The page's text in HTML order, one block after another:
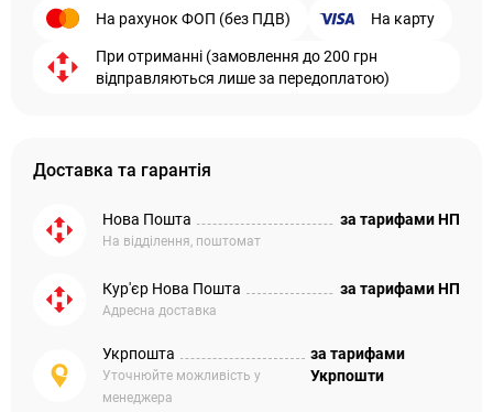
На рахунок ФОП (без ПДВ) На карту
При отриманні (замовлення до 200 грн
відправляються лише за передоплатою)
Доставка та гарантія
Нова Пошта
На відділення, поштомат
за тарифами НП
Кур'єр Нова Пошта
Адресна доставка
за тарифами НП
Укрпошта
Уточнюйте можливість у
менеджера
за тарифами
Укрпошти